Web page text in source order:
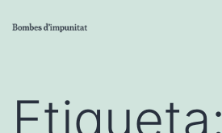
Etiqueta: